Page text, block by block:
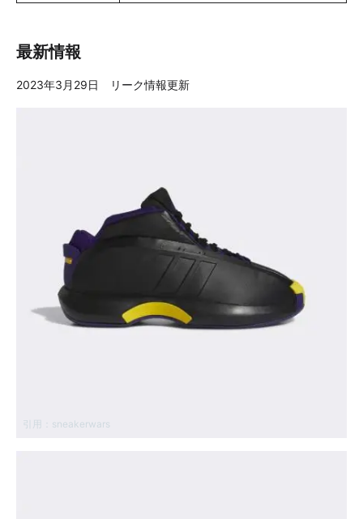
最新情報
2023年3月29日 リーク情報更新
引用： sneakerwars